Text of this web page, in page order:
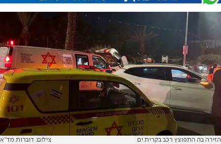
הזירה בה התפוצץ רכב בקרית ים צילום: דוברות מד"א